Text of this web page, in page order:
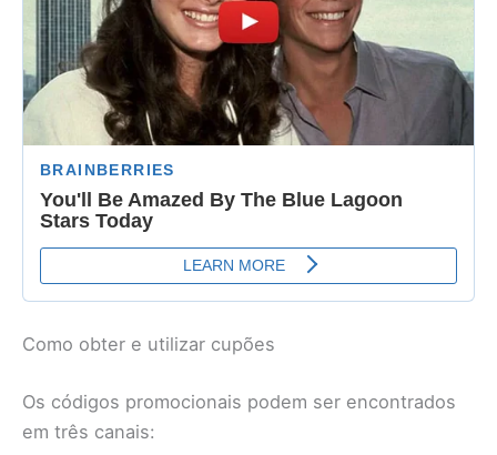
Como obter e utilizar cupões
Os códigos promocionais podem ser encontrados
em três canais: